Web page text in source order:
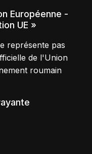
Européenne -
UE »
représente pas
de l'Union
roumain